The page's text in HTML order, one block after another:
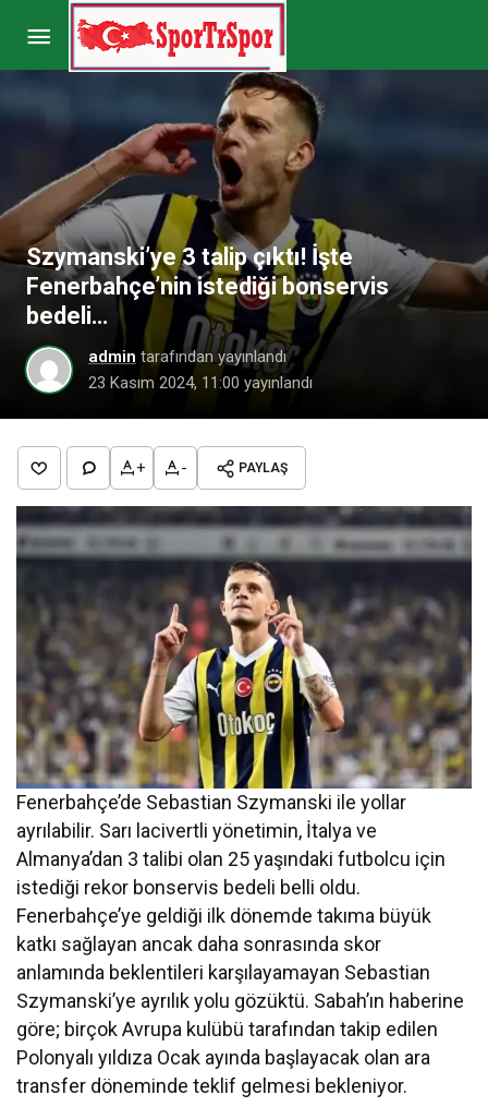
Szymanski’ye 3 talip çıktı! İşte
Fenerbahçe’nin istediği bonservis
bedeli…
admin tarafından yayınlandı
23 Kasım 2024, 11:00 yayınlandı
+ - PAYLAŞ
Fenerbahçe’de Sebastian Szymanski ile yollar
ayrılabilir. Sarı lacivertli yönetimin, İtalya ve
Almanya’dan 3 talibi olan 25 yaşındaki futbolcu için
istediği rekor bonservis bedeli belli oldu.
Fenerbahçe’ye geldiği ilk dönemde takıma büyük
katkı sağlayan ancak daha sonrasında skor
anlamında beklentileri karşılayamayan Sebastian
Szymanski’ye ayrılık yolu gözüktü. Sabah’ın haberine
göre; birçok Avrupa kulübü tarafından takip edilen
Polonyalı yıldıza Ocak ayında başlayacak olan ara
transfer döneminde teklif gelmesi bekleniyor.
Süper Lig devine flaş kiralama teklifi!
Menajerleri İstanbul’a geldi
Paylaş